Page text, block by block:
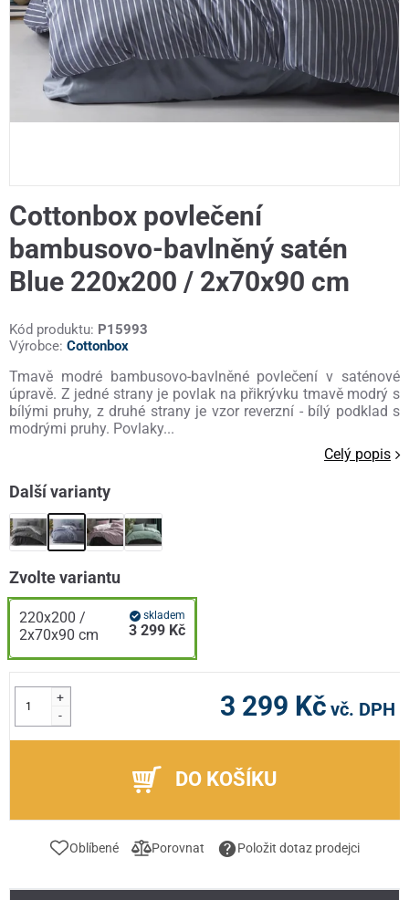
Cottonbox povlečení
bambusovo-bavlněný satén
Blue 220x200 / 2x70x90 cm
Kód produktu: P15993
Výrobce: Cottonbox
Tmavě modré bambusovo-bavlněné povlečení v saténové
úpravě. Z jedné strany je povlak na přikrývku tmavě modrý s
bílými pruhy, z druhé strany je vzor reverzní - bílý podklad s
modrými pruhy. Povlaky...
Celý popis
Další varianty
Zvolte variantu
220x200 /
2x70x90 cm
skladem
3 299 Kč
+
-
3 299 Kč vč. DPH
DO KOŠÍKU
Oblíbené Porovnat Položit dotaz prodejci